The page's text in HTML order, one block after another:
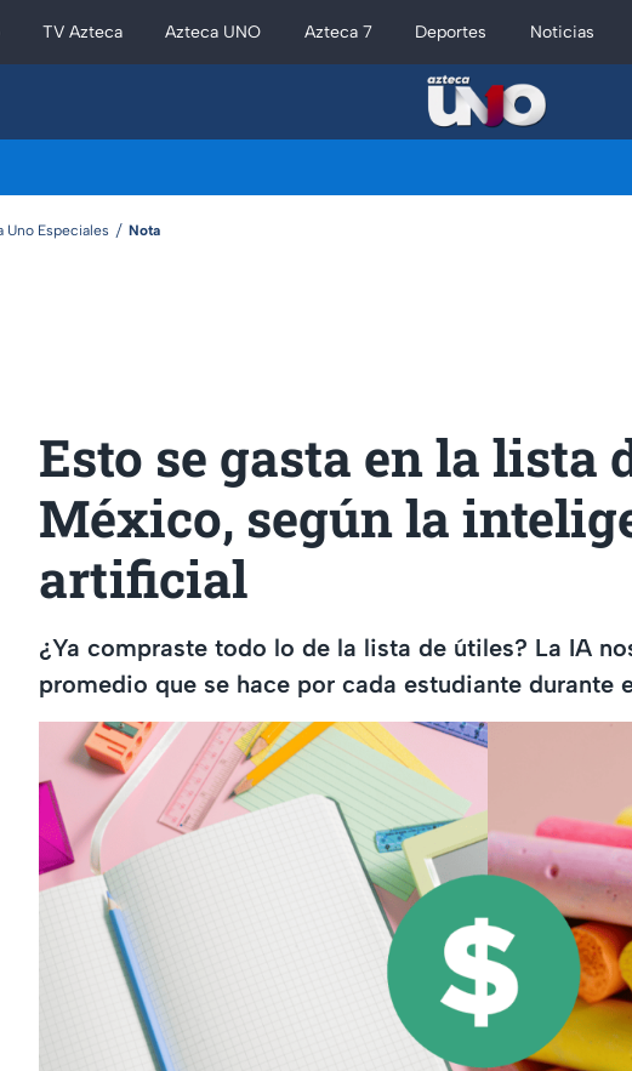
TV Azteca Azteca UNO Azteca 7 Deportes Noticias
Uno Especiales Nota
Esto se gasta en la lista
México, según la
artificial
¿Ya compraste todo lo de la lista de útiles? La IA
promedio que se hace por cada estudiante durante